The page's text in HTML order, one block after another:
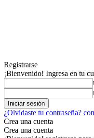
Registrarse
¡Bienvenido! Ingresa en tu
¿Olvidaste tu contraseña?
Crea una cuenta
Crea una cuenta